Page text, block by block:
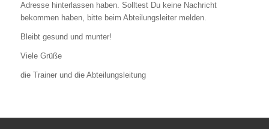
Adresse hinterlassen haben. Solltest Du keine Nachricht
bekommen haben, bitte beim Abteilungsleiter melden.
Bleibt gesund und munter!
Viele Grüße
die Trainer und die Abteilungsleitung